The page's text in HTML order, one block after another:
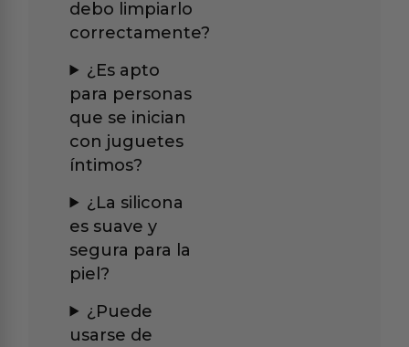
debo limpiarlo
correctamente?
¿Es apto
para personas
que se inician
con juguetes
íntimos?
¿La silicona
es suave y
segura para la
piel?
¿Puede
usarse de